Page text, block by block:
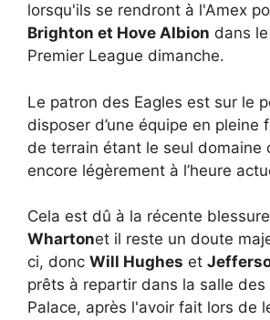
lorsqu'ils se rendront à l'Amex
Brighton et Hove Albion dans le
Premier League dimanche.
Le patron des Eagles est sur le
disposer d’une équipe en pleine
de terrain étant le seul domaine
encore légèrement à l’heure
Cela est dû à la récente
Whartonet il reste un doute
ci, donc Will Hughes et
prêts à repartir dans la salle des
Palace, après l'avoir fait lors de